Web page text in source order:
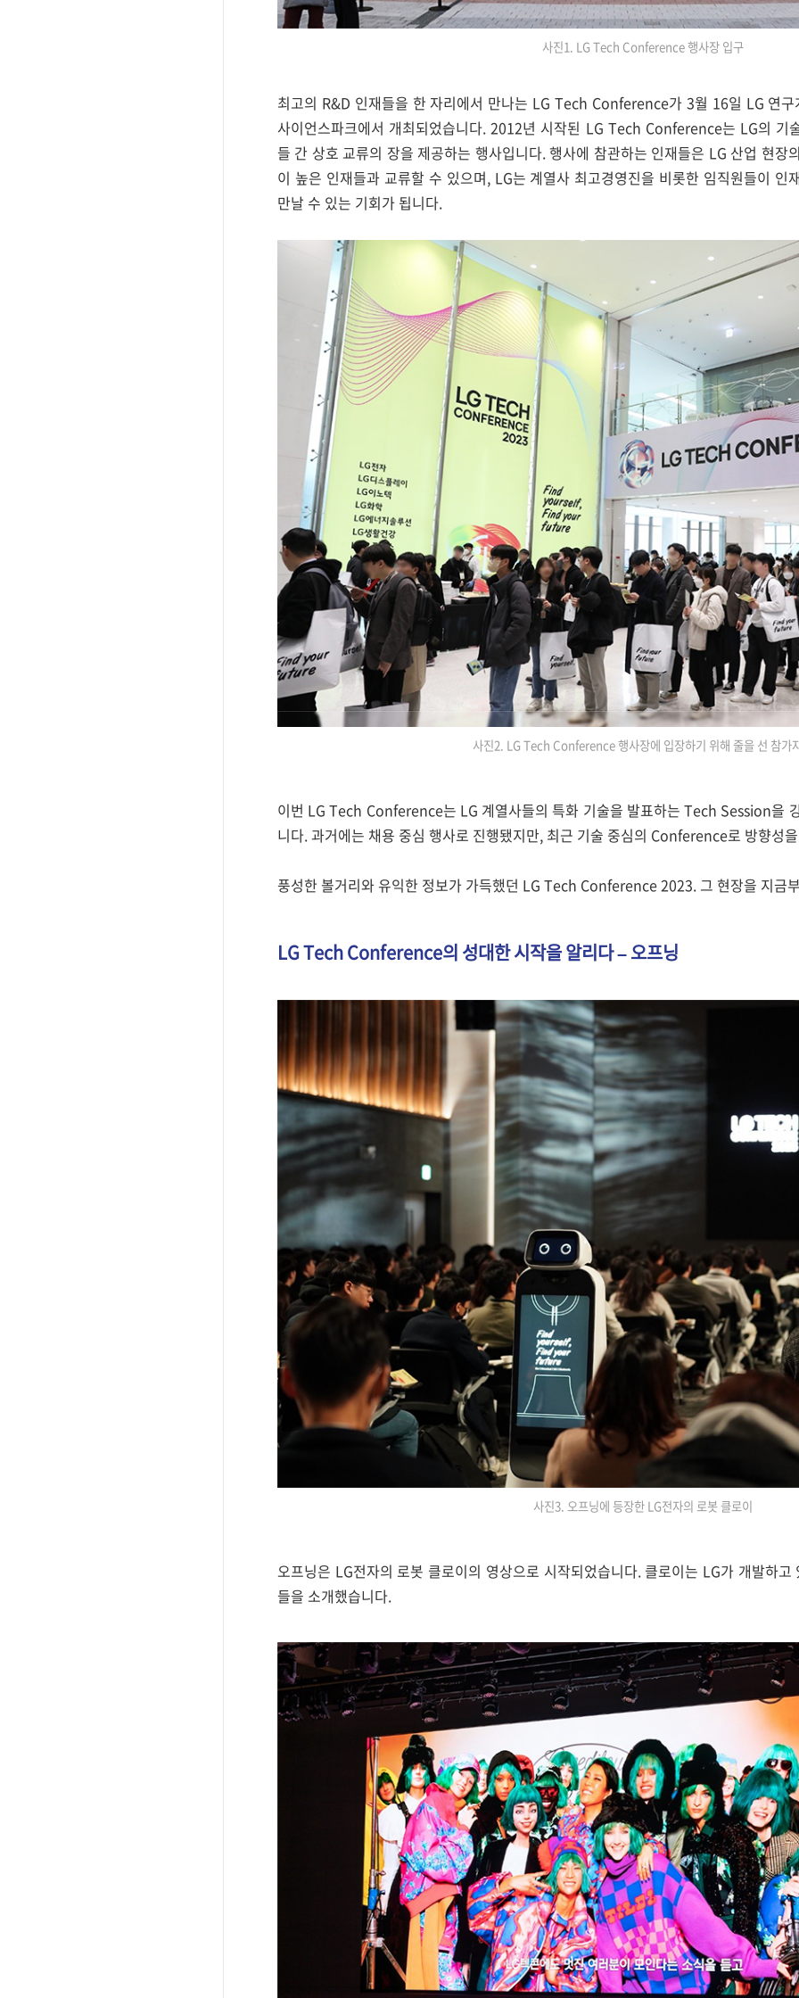
사진1. LG Tech Conference 행사장 입구
최고의 R&D 인재들을 한 자리에서 만나는 LG Tech Conference가 3월 16일 LG 연
사이언스파크에서 개최되었습니다. 2012년 시작된 LG Tech Conference는 LG의 기
들 간 상호 교류의 장을 제공하는 행사입니다. 행사에 참관하는 인재들은 LG 산업 현장
이 높은 인재들과 교류할 수 있으며, LG는 계열사 최고경영진을 비롯한 임직원들이 인
만날 수 있는 기회가 됩니다.
사진2. LG Tech Conference 행사장에 입장하기 위해 줄을 선 참가
이번 LG Tech Conference는 LG 계열사들의 특화 기술을 발표하는 Tech Session을
니다. 과거에는 채용 중심 행사로 진행됐지만, 최근 기술 중심의 Conference로 방향성
풍성한 볼거리와 유익한 정보가 가득했던 LG Tech Conference 2023. 그 현장을 지금
LG Tech Conference의 성대한 시작을 알리다 – 오프닝
사진3. 오프닝에 등장한 LG전자의 로봇 클로이
오프닝은 LG전자의 로봇 클로이의 영상으로 시작되었습니다. 클로이는 LG가 개발하
들을 소개했습니다.